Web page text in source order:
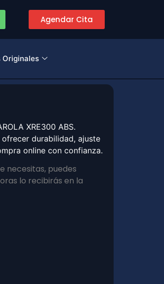
Agendar Cita
Originales
XRE300 ABS.
durabilidad, ajuste
online con confianza.
necesitas, puedes
lo recibirás en la